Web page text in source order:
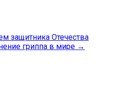
защитника Отечества
гриппа в мире →